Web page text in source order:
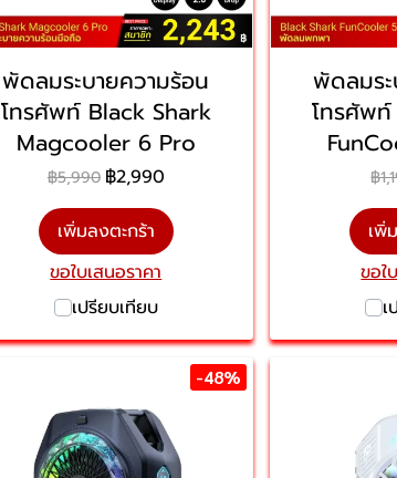
พัดลมระบายความร้อน
โทรศัพท์ Black Shark
Magcooler 6 Pro
฿5,990 ฿2,990
เพิ่มลงตะกร้า
ขอใบเสนอราคา
เปรียบเทียบ
พัดลมร
โทรศัพ
฿
เพิ่
ขอใ
เ
-48%